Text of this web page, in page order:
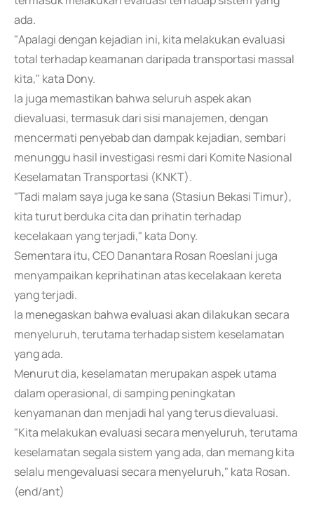
ada.
"Apalagi dengan kejadian ini, kita melakukan evaluasi
total terhadap keamanan daripada transportasi massal
kita," kata Dony.
Ia juga memastikan bahwa seluruh aspek akan
dievaluasi, termasuk dari sisi manajemen, dengan
mencermati penyebab dan dampak kejadian, sembari
menunggu hasil investigasi resmi dari Komite Nasional
Keselamatan Transportasi (KNKT).
"Tadi malam saya juga ke sana (Stasiun Bekasi Timur),
kita turut berduka cita dan prihatin terhadap
kecelakaan yang terjadi," kata Dony.
Sementara itu, CEO Danantara Rosan Roeslani juga
menyampaikan keprihatinan atas kecelakaan kereta
yang terjadi.
Ia menegaskan bahwa evaluasi akan dilakukan secara
menyeluruh, terutama terhadap sistem keselamatan
yang ada.
Menurut dia, keselamatan merupakan aspek utama
dalam operasional, di samping peningkatan
kenyamanan dan menjadi hal yang terus dievaluasi.
"Kita melakukan evaluasi secara menyeluruh, terutama
keselamatan segala sistem yang ada, dan memang kita
selalu mengevaluasi secara menyeluruh," kata Rosan.
(end/ant)